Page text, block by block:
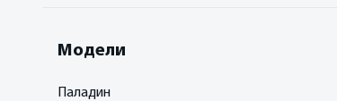
Модели
Паладин